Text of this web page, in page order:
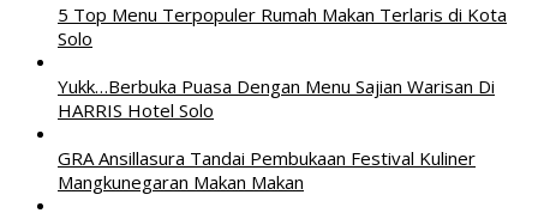
5 Top Menu Terpopuler Rumah Makan Terlaris di Kota
Solo
Yukk…Berbuka Puasa Dengan Menu Sajian Warisan Di
HARRIS Hotel Solo
GRA Ansillasura Tandai Pembukaan Festival Kuliner
Mangkunegaran Makan Makan